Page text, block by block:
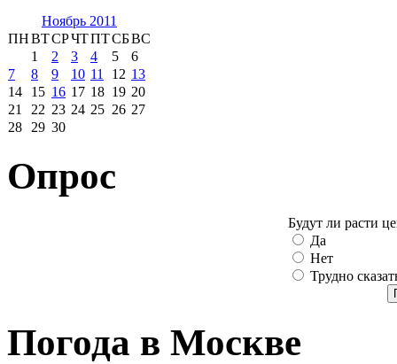
Ноябрь 2011
ПНВТСРЧТПТСБВС
1
2 3 4 5
6
7
8 9 10 11 12 13
14
15 16 17 18 19 20
21
22 23 24 25 26 27
28
29 30
Опрос
Будут ли расти
Да
Нет
Трудно
Погода в Москве